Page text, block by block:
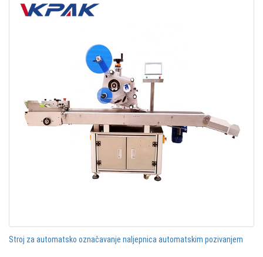
Stroj za automatsko označavanje naljepnica automatskim pozivanjem